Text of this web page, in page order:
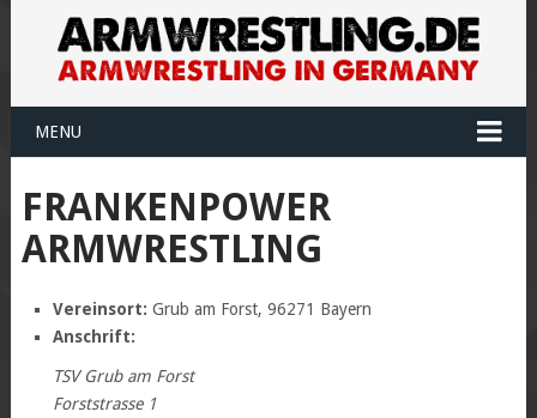
MENU
FRANKENPOWER
ARMWRESTLING
Vereinsort: Grub am Forst, 96271 Bayern
Anschrift:
TSV Grub am Forst
Forststrasse 1